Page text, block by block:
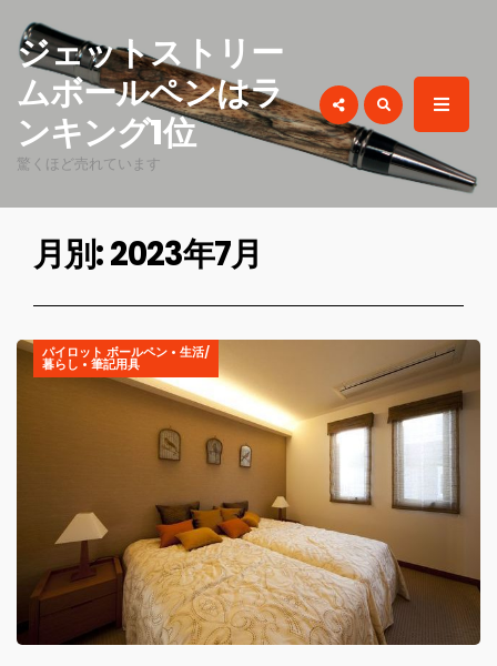
ジェットストリー
ムボールペンはラ
ンキング1位
驚くほど売れています
月別: 2023年7月
パイロット ボールペン • 生活/
暮らし • 筆記用具